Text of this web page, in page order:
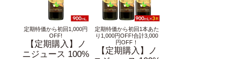
定期特価から初回1,000円
OFF!
【定期購入】ノ
ニジュース 100%
定期特価から初回1本あた
り1,000円OFF!合計3,000
円OFF！
【定期購入】ノ